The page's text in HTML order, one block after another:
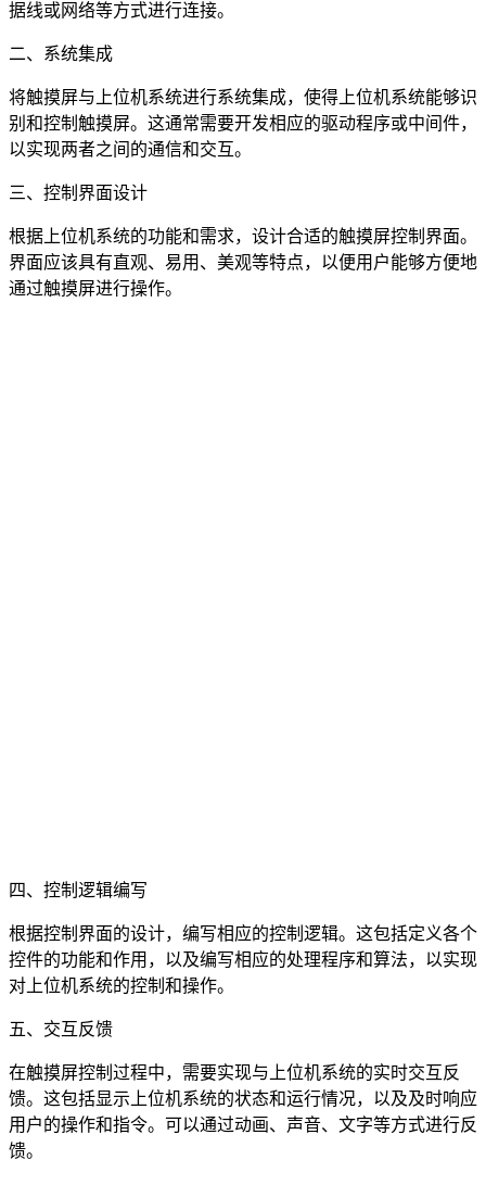
据线或网络等方式进行连接。
二、系统集成
将触摸屏与上位机系统进行系统集成，使得上位机系统能够识
别和控制触摸屏。这通常需要开发相应的驱动程序或中间件，
以实现两者之间的通信和交互。
三、控制界面设计
根据上位机系统的功能和需求，设计合适的触摸屏控制界面。
界面应该具有直观、易用、美观等特点，以便用户能够方便地
通过触摸屏进行操作。
四、控制逻辑编写
根据控制界面的设计，编写相应的控制逻辑。这包括定义各个
控件的功能和作用，以及编写相应的处理程序和算法，以实现
对上位机系统的控制和操作。
五、交互反馈
在触摸屏控制过程中，需要实现与上位机系统的实时交互反
馈。这包括显示上位机系统的状态和运行情况，以及及时响应
用户的操作和指令。可以通过动画、声音、文字等方式进行反
馈。